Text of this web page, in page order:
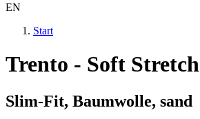
EN
Start
Trento - Soft Stretch
Slim-Fit, Baumwolle, sand